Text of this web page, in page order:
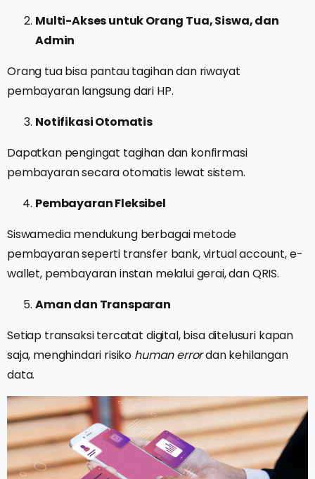
Multi-Akses untuk Orang Tua, Siswa, dan
Admin
Orang tua bisa pantau tagihan dan riwayat
pembayaran langsung dari HP.
Notifikasi Otomatis
Dapatkan pengingat tagihan dan konfirmasi
pembayaran secara otomatis lewat sistem.
Pembayaran Fleksibel
Siswamedia mendukung berbagai metode
pembayaran seperti transfer bank, virtual account, e-
wallet, pembayaran instan melalui gerai, dan QRIS.
Aman dan Transparan
Setiap transaksi tercatat digital, bisa ditelusuri kapan
saja, menghindari risiko human errordan kehilangan
data.